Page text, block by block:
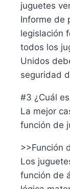
juguetes
Informe de
legislación
todos los
Unidos
seguridad
#3 ¿Cuál
La mejor
función de
>>Función
Los
función de